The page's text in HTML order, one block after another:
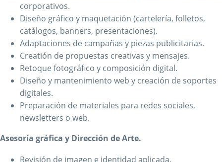
corporativos.
Diseño gráfico y maquetación (cartelería, folletos,
catálogos, banners, presentaciones).
Adaptaciones de campañas y piezas publicitarias.
Creatión de propuestas creativas y mensajes.
Retoque fotográfico y composición digital.
Diseño y mantenimiento web y creación de soportes
digitales.
Preparación de materiales para redes sociales,
newsletters o web.
Asesoría gráfica y Dirección de Arte.
Revisión de imagen e identidad aplicada.